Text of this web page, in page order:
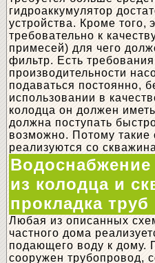
гидроаккумулятор
устройства. Кроме того,
требовательно к
примесей) для чего
фильтр. Есть
производительности
подаваться постоянно,
использовании в
колодца он должен
должна поступать
возможно. Потому
реализуются со
Водоснабжение
из колодца и
прокладка труб
Любая из описанных
частного дома
подающего воду к дому.
сооружен трубопровод,